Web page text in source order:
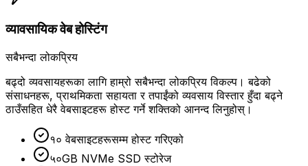
व्यावसायिक वेब होस्टिंग
सबैभन्दा लोकप्रिय
बढ्दो व्यवसायहरूका लागि हाम्रो सबैभन्दा लोकप्रिय विकल्प। बढेको
संसाधनहरू, प्राथमिकता सहायता र तपाईंको व्यवसाय विस्तार हुँदा बढ्ने
ठाउँसहित धेरै वेबसाइटहरू होस्ट गर्ने शक्तिको आनन्द लिनुहोस्।
१० वेबसाइटहरूसम्म होस्ट गरिएको
५०GB NVMe SSD स्टोरेज